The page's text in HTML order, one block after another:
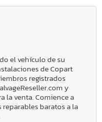
el vehículo de su
de Copart
registrados
y
la venta. Comience a
baratos a la